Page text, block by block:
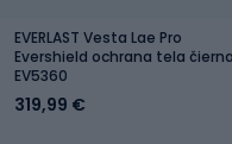
EVERLAST Vesta Lae Pro
Evershield ochrana tela čierna
EV5360
319,99 €